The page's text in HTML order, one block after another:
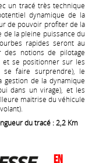
un tracé très technique
dynamique de la
de pouvoir profiter de la
de la pleine puissance du
rapides seront au
des notions de pilotage
se positionner sur les
se faire surprendre), le
gestion de la dynamique
dans un virage), et les
maitrise du véhicule
du tracé : 2,2 Km
En